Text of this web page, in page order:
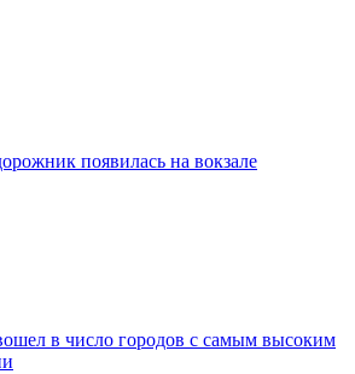
появилась на вокзале
в число городов с самым высоким